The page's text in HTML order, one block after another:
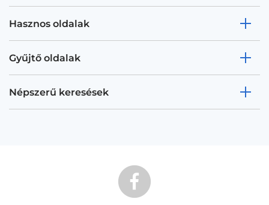
Hasznos oldalak
Gyűjtő oldalak
Népszerű keresések